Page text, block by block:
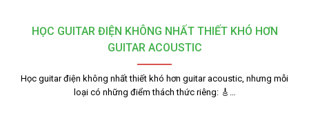
HỌC GUITAR ĐIỆN KHÔNG NHẤT THIẾT KHÓ HƠN
GUITAR ACOUSTIC
Học guitar điện không nhất thiết khó hơn guitar acoustic, nhưng mỗi
loại có những điểm thách thức riêng: 🎸…